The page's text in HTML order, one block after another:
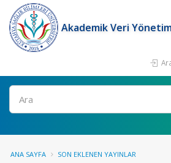
Akademik Veri
Ara
ANA SAYFA SON EKLENEN YAYINLAR